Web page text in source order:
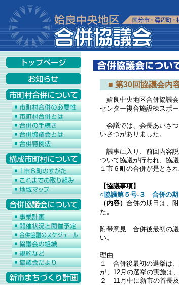
■ 第30回協議会内
姶良中央地区合併協議
センター複合施設棟スポ
会議では、会長あいさ
いさつがありました。
議事に入り、前回内容
ついて協議が行われ、協
１市６町の合併が是とされ
【協議事項】
○協議第５号-３ 合併の期
（内容） 合併の期日は、
た。
附帯意見 合併後最初の議
い。
理由
１ 合併後最初の選挙は
が、12月の選挙の実施は
２ 11月中に新市の首長